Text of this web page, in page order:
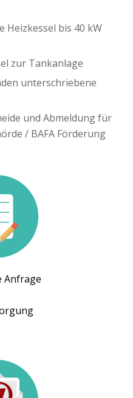
Heizkessel bis 40 kW
zur Tankanlage
unterschriebene
und Abmeldung für
/ BAFA Förderung
Anfrage